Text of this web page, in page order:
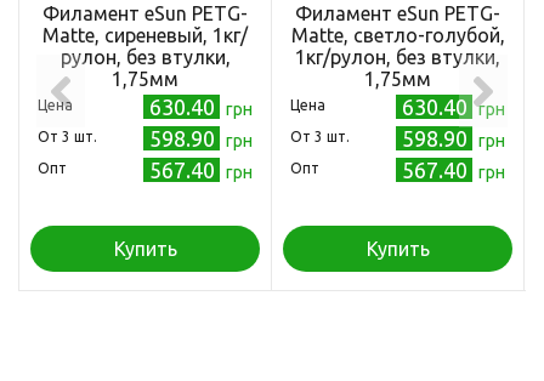
Филамент eSun PETG-
Matte, сиреневый, 1кг/
рулон, без втулки,
1,75мм
Цена 630.40 грн
Oт 3 шт. 598.90 грн
Опт 567.40 грн
Купить
Филамент eSun PETG-
Matte, светло-голубой,
1кг/рулон, без втулки,
1,75мм
Цена 630.40 грн
Oт 3 шт. 598.90 грн
Опт 567.40 грн
Купить